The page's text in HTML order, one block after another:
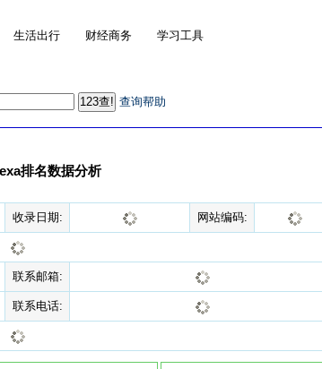
生活出行 财经商务 学习工具
查询帮助
排名数据分析
收录日期: 网站编码:
联系邮箱:
联系电话: